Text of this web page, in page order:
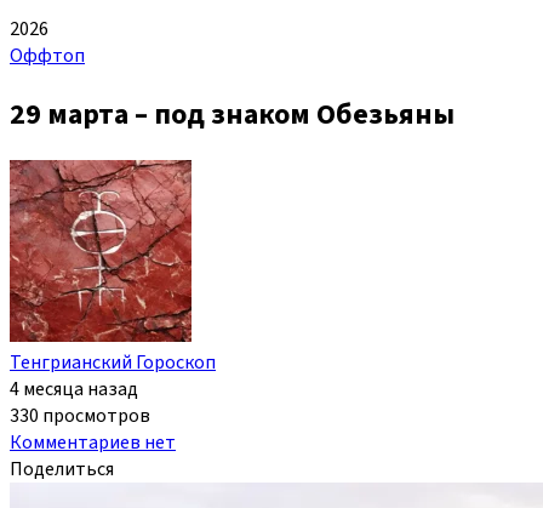
2026
Оффтоп
29 марта – под знаком Обезьяны
Тенгрианский Гороскоп
4 месяца назад
330 просмотров
Комментариев нет
Поделиться